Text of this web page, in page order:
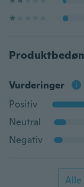
Vurderinger
Positiv
Neutral
Negativ
Alle